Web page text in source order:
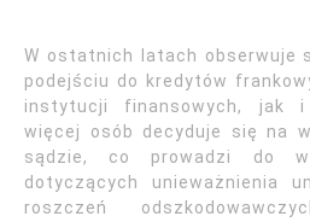
W ostatnich latach obserwuje
podejściu do kredytów
instytucji finansowych, jak i
więcej osób decyduje się na
sądzie, co prowadzi do
dotyczących unieważnienia
roszczeń